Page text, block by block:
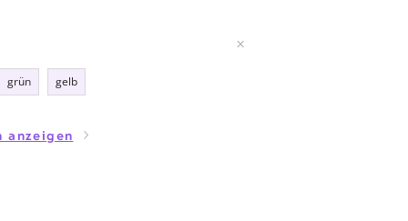
grün gelb
anzeigen